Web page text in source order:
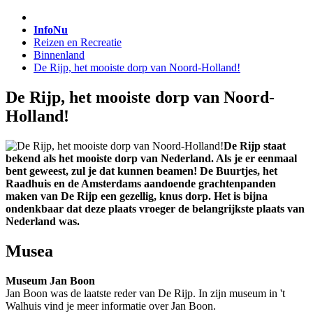
InfoNu
Reizen en Recreatie
Binnenland
De Rijp, het mooiste dorp van Noord-Holland!
De Rijp, het mooiste dorp van Noord-
Holland!
De Rijp staat
bekend als het mooiste dorp van Nederland. Als je er eenmaal
bent geweest, zul je dat kunnen beamen! De Buurtjes, het
Raadhuis en de Amsterdams aandoende grachtenpanden
maken van De Rijp een gezellig, knus dorp. Het is bijna
ondenkbaar dat deze plaats vroeger de belangrijkste plaats van
Nederland was.
Musea
Museum Jan Boon
Jan Boon was de laatste reder van De Rijp. In zijn museum in 't
Walhuis vind je meer informatie over Jan Boon.